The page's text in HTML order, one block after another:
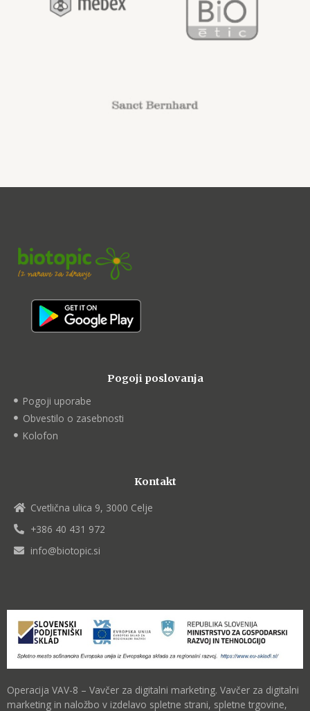
Pogoji poslovanja
Pogoji uporabe
Obvestilo o zasebnosti
Kolofon
Kontakt
Cvetlična ulica 9, 3000 Celje
+386 40 431 972
info@biotopic.si
Operacija VAV-8 – Vavčer za digitalni marketing. Vavčer za digitalni
marketing in naložbo v izdelavo spletne strani, spletne trgovine,